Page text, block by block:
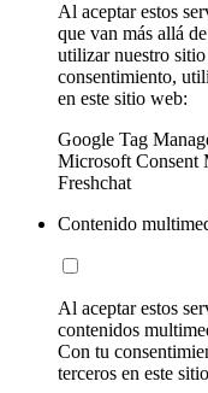
Al aceptar estos
que van más allá
utilizar nuestro
consentimiento,
en este sitio web:
Google Tag
Microsoft Consent
Freshchat
Contenido
Al aceptar estos
contenidos
Con tu
terceros en este